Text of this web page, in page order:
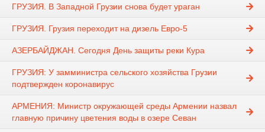
ГРУЗИЯ. В Западной Грузии снова будет ураган
ГРУЗИЯ. Грузия переходит на дизель Евро-5
АЗЕРБАЙДЖАН. Сегодня День защиты реки Кура
ГРУЗИЯ: У замминистра сельского хозяйства Грузии
подтвержден коронавирус
АРМЕНИЯ: Министр окружающей среды Армении назвал
главную причину цветения воды в озере Севан